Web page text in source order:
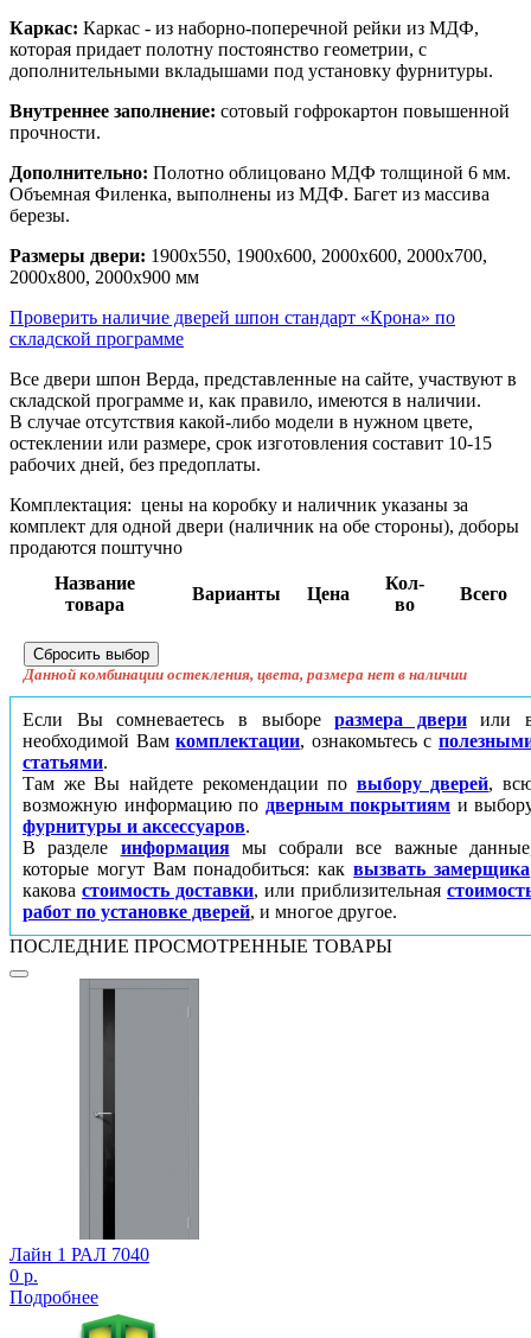
Каркас: Каркас - из наборно-поперечной рейки из МДФ,
которая придает полотну постоянство геометрии, с
дополнительными вкладышами под установку фурнитуры.
Внутреннее заполнение: сотовый гофрокартон повышенной
прочности.
Дополнительно: Полотно облицовано МДФ толщиной 6 мм.
Объемная Филенка, выполнены из МДФ. Багет из массива
березы.
Размеры двери: 1900x550, 1900x600, 2000x600, 2000x700,
2000x800, 2000x900 мм
Проверить наличие дверей шпон стандарт «Крона» по
складской программе
Все двери шпон Верда, представленные на сайте, участвуют в
складской программе и, как правило, имеются в наличии.
В случае отсутствия какой-либо модели в нужном цвете,
остеклении или размере, срок изготовления составит 10-15
рабочих дней, без предоплаты.
Комплектация: цены на коробку и наличник указаны за
комплект для одной двери (наличник на обе стороны), доборы
продаются поштучно
Название
товара
Варианты Цена
Кол-
во
Всего
Данной комбинации остекления, цвета, размера нет в наличии
Если Вы сомневаетесь в выбореразмера двериили
необходимой Вамкомплектации, ознакомьтесь с
статьями.
Там же Вы найдете рекомендации по выбору дверей,
возможную информацию по дверным покрытиям и
фурнитуры и аксессуаров.
В разделе информациямы собрали все важные
которые могут Вам понадобиться: каквызвать замерщика
какова стоимость доставки, или приблизительная
работ по установке дверей, и многое другое.
ПОСЛЕДНИЕ ПРОСМОТРЕННЫЕ ТОВАРЫ
Лайн 1 РАЛ 7040
0 р.
Подробнее